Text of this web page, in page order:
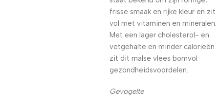
frisse smaak en rijke kleur en zit
vol met vitaminen en mineralen.
Met een lager cholesterol- en
vetgehalte en minder calorieën
zit dit malse vlees bomvol
gezondheidsvoordelen.
Gevogelte